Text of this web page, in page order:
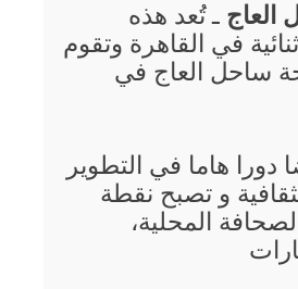
العاج ـ تُعد هذه
في القاهرة وتقوم
ساحل العاج في
دورا هاما في التطوير
و تصبح نقطة
المحلية،